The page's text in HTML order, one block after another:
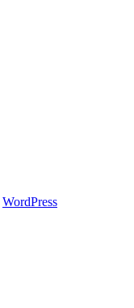
WordPress